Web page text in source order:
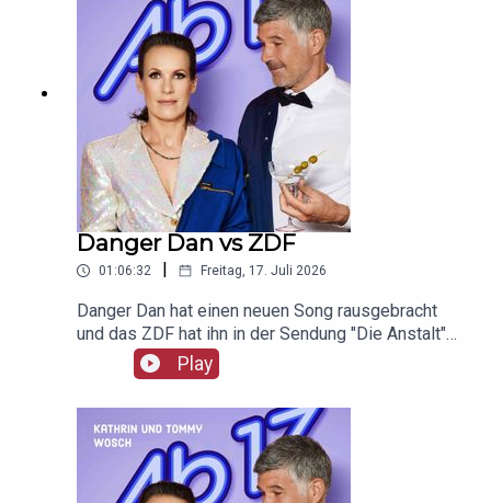
Danger Dan vs ZDF
01:06:32 | Freitag, 17. Juli 2026
Danger Dan hat einen neuen Song rausgebracht
und das ZDF hat ihn in der Sendung "Die Anstalt"
nicht gespielt. Die Aufregung und Promo ist groß.
Unser Werbepartner ist Giesswein, mit dem Code
Ab17 bekommt ihr 20%, klickt einfach hier:
https://serv.linkster.co/r/1qdkaSnEW5
Play